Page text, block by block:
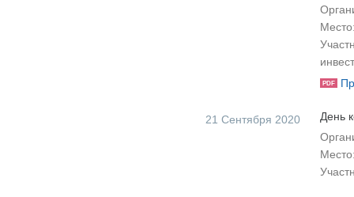
PDF
21 Сентября 2020
День